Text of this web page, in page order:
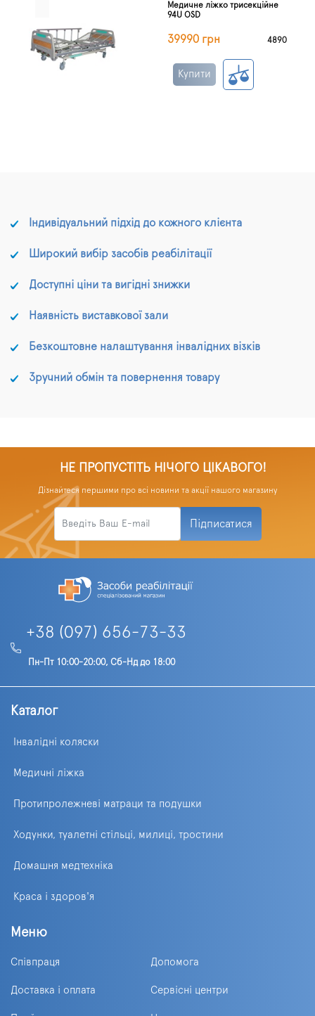
Медичне ліжко трисекційне
94U OSD
39990 грн 4890
Купити
Індивідуальний підхід до кожного клієнта
Широкий вибір засобів реабілітації
Доступні ціни та вигідні знижки
Наявність виставкової зали
Безкоштовне налаштування інвалідних візків
Зручний обмін та повернення товару
НЕ ПРОПУСТІТЬ НІЧОГО ЦІКАВОГО!
Дізнайтеся першими про всі новини та акції нашого магазину
Підписатися
+38 (097) 656-73-33
Пн-Пт 10:00-20:00, Сб-Нд до 18:00
Каталог
Інвалідні коляски
Медичні ліжка
Протипролежневі матраци та подушки
Ходунки, туалетні стільці, милиці, тростини
Домашня медтехніка
Краса і здоров'я
Меню
Співпраця Допомога
Доставка і оплата Сервісні центри